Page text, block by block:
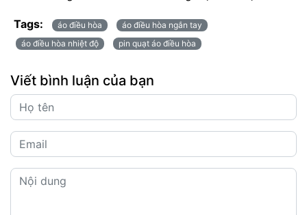
Tags: áo điều hòa
áo điều hòa ngắn tay
áo điều hòa nhiệt độ
pin quạt áo điều hòa
Viết bình luận của bạn